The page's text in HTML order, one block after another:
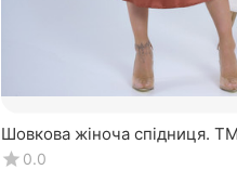
Шовкова жіноча спідниця.
Натуральний 100% шовк.
0.0